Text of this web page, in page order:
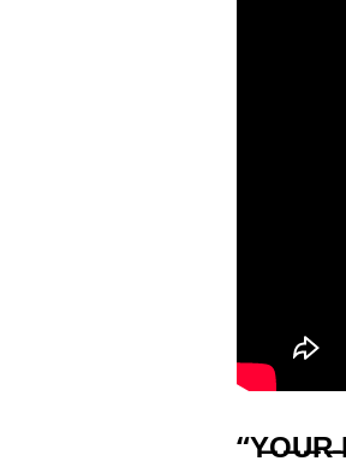
“Y̶O̶U̶R̶